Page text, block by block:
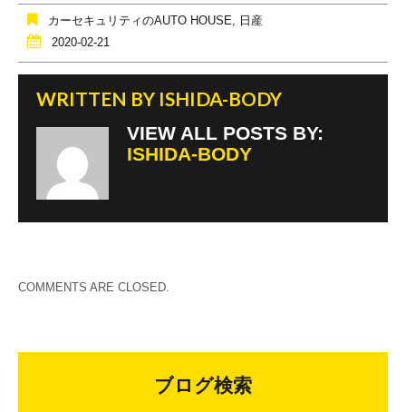
o
o
k
カーセキュリティのAUTO HOUSE, 日産
2020-02-21
WRITTEN BY ISHIDA-BODY
VIEW ALL POSTS BY:
ISHIDA-BODY
COMMENTS ARE CLOSED.
ブログ検索